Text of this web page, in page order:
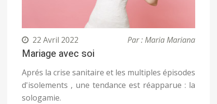
22 Avril 2022 Par : Maria Mariana
Mariage avec soi
Aprés la crise sanitaire et les multiples épisodes
d'isolements , une tendance est réapparue : la
sologamie.